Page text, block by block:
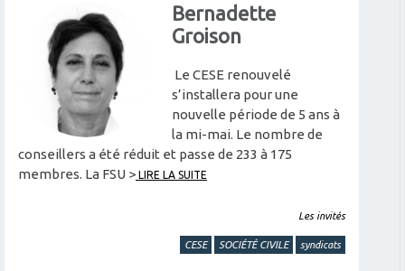
Bernadette
Groison
Le CESE renouvelé
s’installera pour une
nouvelle période de 5 ans à
la mi-mai. Le nombre de
conseillers a été réduit et passe de 233 à 175
membres. La FSU > LIRE LA SUITE
Les invités
CESE SOCIÉTÉ CIVILE syndicats